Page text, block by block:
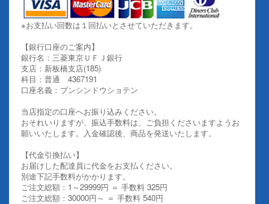
※お支払い回数は１回払いとさせていただきます。
【銀行口座のご案内】
銀行名：三菱東京ＵＦＪ銀行
支店：新板橋支店(185)
科目：普通 4367191
口座名義：ブンシンドウショテン
当店指定の口座へお振り込みください。
おそれいりますが、振込手数料は、ご負担くださいますようお
願いいたします。入金確認後、商品を発送いたします。
【代金引換払い】
お届けした配達員に代金をお支払ください。
別途下記手数料がかかります。
ご注文総額：1～29999円 ＝ 手数料 325円
ご注文総額：30000円～ ＝ 手数料 540円